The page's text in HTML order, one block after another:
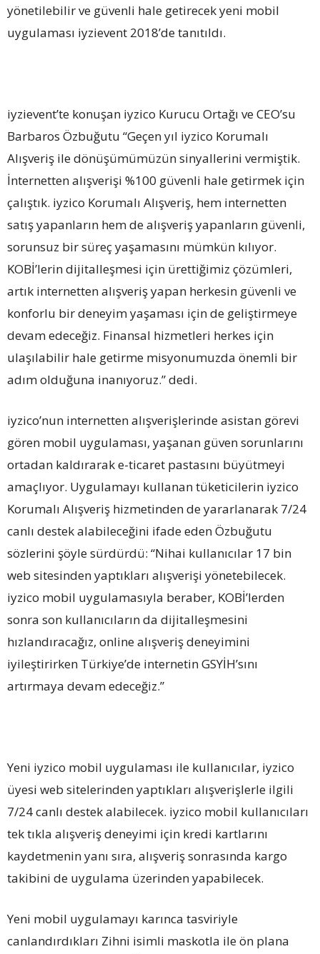
yönetilebilir ve güvenli hale getirecek yeni mobil
uygulaması iyzievent 2018’de tanıtıldı.
iyzievent’te konuşan iyzico Kurucu Ortağı ve CEO’su
Barbaros Özbuğutu “Geçen yıl iyzico Korumalı
Alışveriş ile dönüşümümüzün sinyallerini vermiştik.
İnternetten alışverişi %100 güvenli hale getirmek için
çalıştık. iyzico Korumalı Alışveriş, hem internetten
satış yapanların hem de alışveriş yapanların güvenli,
sorunsuz bir süreç yaşamasını mümkün kılıyor.
KOBİ’lerin dijitalleşmesi için ürettiğimiz çözümleri,
artık internetten alışveriş yapan herkesin güvenli ve
konforlu bir deneyim yaşaması için de geliştirmeye
devam edeceğiz. Finansal hizmetleri herkes için
ulaşılabilir hale getirme misyonumuzda önemli bir
adım olduğuna inanıyoruz.” dedi.
iyzico’nun internetten alışverişlerinde asistan görevi
gören mobil uygulaması, yaşanan güven sorunlarını
ortadan kaldırarak e-ticaret pastasını büyütmeyi
amaçlıyor. Uygulamayı kullanan tüketicilerin iyzico
Korumalı Alışveriş hizmetinden de yararlanarak 7/24
canlı destek alabileceğini ifade eden Özbuğutu
sözlerini şöyle sürdürdü: “Nihai kullanıcılar 17 bin
web sitesinden yaptıkları alışverişi yönetebilecek.
iyzico mobil uygulamasıyla beraber, KOBİ’lerden
sonra son kullanıcıların da dijitalleşmesini
hızlandıracağız, online alışveriş deneyimini
iyileştirirken Türkiye’de internetin GSYİH’sını
artırmaya devam edeceğiz.”
Yeni iyzico mobil uygulaması ile kullanıcılar, iyzico
üyesi web sitelerinden yaptıkları alışverişlerle ilgili
7/24 canlı destek alabilecek. iyzico mobil kullanıcıları
tek tıkla alışveriş deneyimi için kredi kartlarını
kaydetmenin yanı sıra, alışveriş sonrasında kargo
takibini de uygulama üzerinden yapabilecek.
Yeni mobil uygulamayı karınca tasviriyle
canlandırdıkları Zihni isimli maskotla ile ön plana